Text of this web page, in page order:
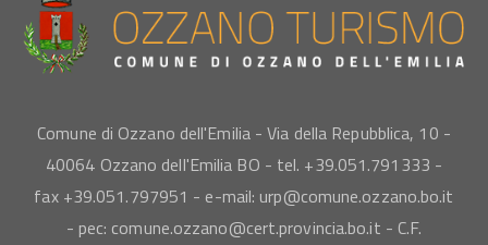
Comune di Ozzano dell'Emilia - Via della Repubblica, 10 -
40064 Ozzano dell'Emilia BO - tel. +39.051.791333 -
fax +39.051.797951 - e-mail: urp@comune.ozzano.bo.it
- pec: comune.ozzano@cert.provincia.bo.it - C.F.